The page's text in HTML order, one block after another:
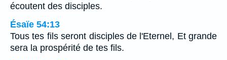
écoutent des disciples.
Ésaïe 54:13
Tous tes fils seront disciples de l'Eternel, Et grande
sera la prospérité de tes fils.